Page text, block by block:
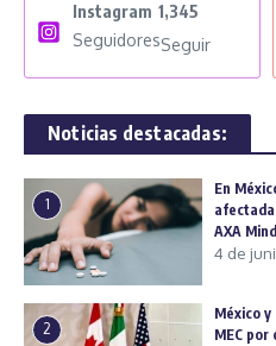
Instagram 1,345
SeguidoresSeguir
Noticias destacadas:
1
En
afectada
AXA
4 de
2
México
MEC por